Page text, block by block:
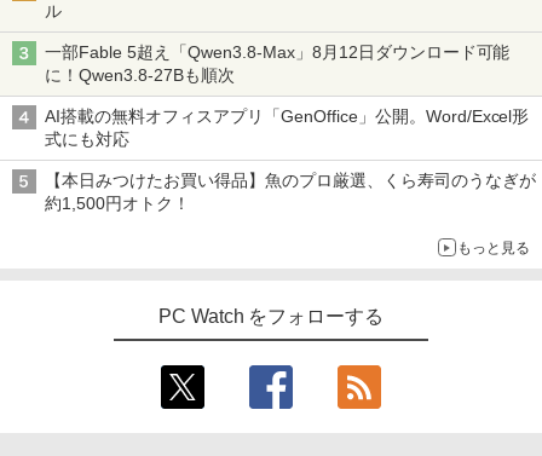
[VETESA正規販売店]デスクトップパソ
コン PC 一体型 新品 Windows11 27型 C
ore i7 第4世代 Office付き メモリ16GB
SSD512GB 初期設定済 ホワイト ブラッ
￥69,800
￥124,800
【中古】DRAGON BALL（ドラゴンボー
ル） （完全版） 全34巻完結（ジャンプ
コミックスデラックス） （コミック） 全
巻セット
[9月上旬より発送予定][新品]ちいかわ な
んか小さくてかわいいやつ (1-8巻 最新
￥9,900
ル
一部Fable 5超え「Qwen3.8-Max」8月12日ダウンロード可能
に！Qwen3.8-27Bも順次
AI搭載の無料オフィスアプリ「GenOffice」公開。Word/Excel形
式にも対応
【本日みつけたお買い得品】魚のプロ厳選、くら寿司のうなぎが
約1,500円オトク！
もっと見る
PC Watch をフォローする